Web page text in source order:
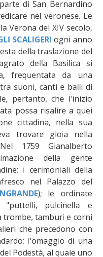
di San Bernardino
nel veronese. Le
Verona del XIV secolo,
SCALIGERI ogni anno
della traslazione del
della Basilica si
frequentata da una
suoni, canti e balli di
pertanto, che l'inizio
possa risalire a quei
cittadina, nella sua
trovare gioia nella
1759 Gianalberto
della gente
i cerimoniali della
nel Palazzo del
); le ordinate
"puttelli, pulcinella e
trombe, tamburi e corni
che precedono con
l'omaggio di una
Podestà, al quale uno